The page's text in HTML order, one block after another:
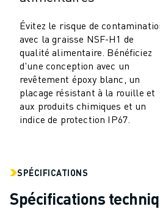
ÉLECTRONIQUE
ALIMENTATION ET BOISSONS
MÉDICAL
PLASTIQUES
ENTREPOSAGE, LOGISTIQUE, POSTE ET
APPLICATIONS
TOUTES LES APPLICATIONS
ASSEMBLAGE
FRAISAGE CNC
Évitez le risque de
avec la graisse NSF-H1 de
qualité alimentaire. Bénéficiez
d'une conception avec un
revêtement époxy blanc, un
placage résistant à la rouille et
aux produits chimiques et un
indice de protection IP67.
SPÉCIFICATIONS
Spécifications